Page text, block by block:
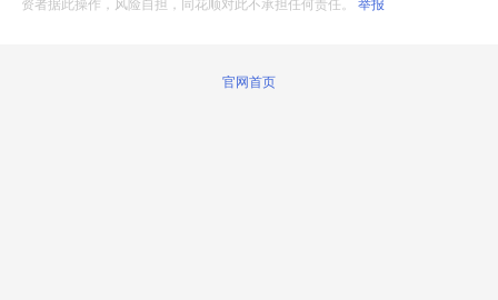
资者据此操作，风险自担，同花顺对此不承担任何责任。举报
官网首页